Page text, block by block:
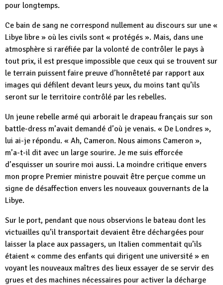
pour longtemps.
Ce bain de sang ne correspond nullement au discours sur une «
Libye libre » où les civils sont « protégés ». Mais, dans une
atmosphère si raréfiée par la volonté de contrôler le pays à
tout prix, il est presque impossible que ceux qui se trouvent sur
le terrain puissent faire preuve d’honnêteté par rapport aux
images qui défilent devant leurs yeux, du moins tant qu’ils
seront sur le territoire contrôlé par les rebelles.
Un jeune rebelle armé qui arborait le drapeau français sur son
battle-dress m’avait demandé d’où je venais. « De Londres »,
lui ai-je répondu. « Ah, Cameron. Nous aimons Cameron »,
m’a-t-il dit avec un large sourire. Je me suis efforcée
d’esquisser un sourire moi aussi. La moindre critique envers
mon propre Premier ministre pouvait être perçue comme un
signe de désaffection envers les nouveaux gouvernants de la
Libye.
Sur le port, pendant que nous observions le bateau dont les
victuailles qu’il transportait devaient être déchargées pour
laisser la place aux passagers, un Italien commentait qu’ils
étaient « comme des enfants qui dirigent une université » en
voyant les nouveaux maîtres des lieux essayer de se servir des
grues et des machines nécessaires pour activer la décharge